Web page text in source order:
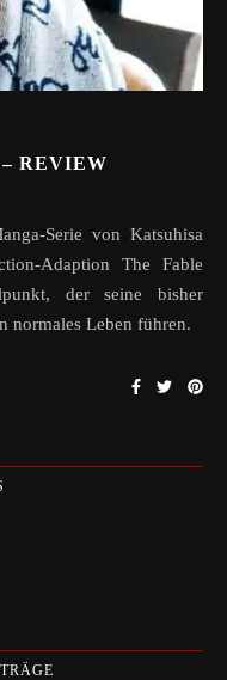
REVIEW
Adaption The Fable
der seine bisher
normales Leben führen.